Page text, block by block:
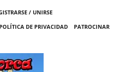
/ UNIRSE
POLÍTICA DE PRIVACIDAD PATROCINAR